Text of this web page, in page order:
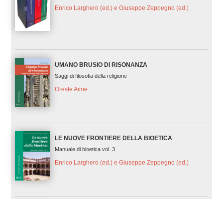
Enrico Larghero (ed.) e Giuseppe Zeppegno (ed.)
UMANO BRUSIO DI RISONANZA
Saggi di filosofia della religione
Oreste Aime
LE NUOVE FRONTIERE DELLA BIOETICA
Manuale di bioetica vol. 3
Enrico Larghero (ed.) e Giuseppe Zeppegno (ed.)